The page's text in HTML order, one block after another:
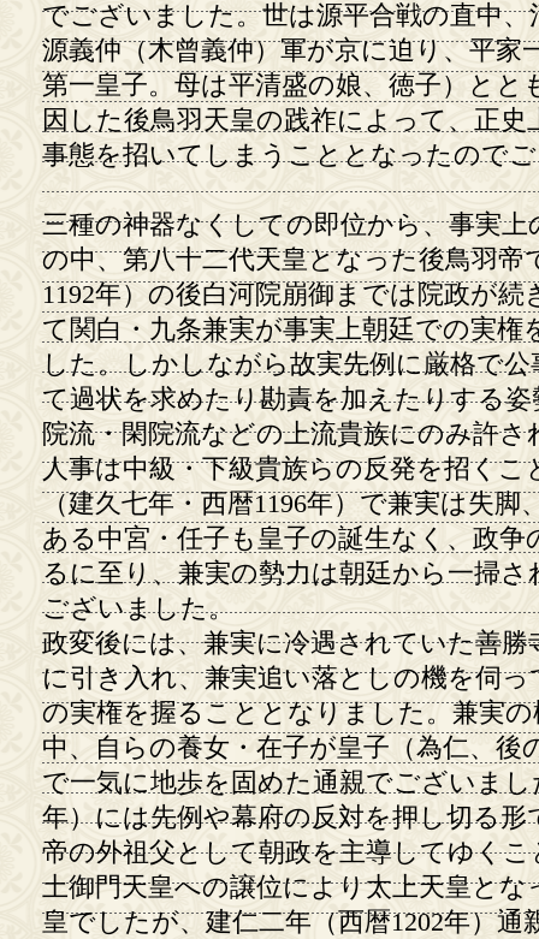
でございました。世は源平合戦の直中
源義仲（木曾義仲）軍が京に迫り、平家
第一皇子。母は平清盛の娘、徳子）と
因した後鳥羽天皇の践祚によって、正
事態を招いてしまうこととなったので
三種の神器なくしての即位から、事実
の中、第八十二代天皇となった後鳥羽帝
1192年）の後白河院崩御までは院政が
て関白・九条兼実が事実上朝廷での実
した。しかしながら故実先例に厳格で
て過状を求めたり勘責を加えたりする
院流・閑院流などの上流貴族にのみ許
人事は中級・下級貴族らの反発を招く
（建久七年・西暦1196年）で兼実は失
ある中宮・任子も皇子の誕生なく、政
るに至り、兼実の勢力は朝廷から一掃
ございました。
政変後には、兼実に冷遇されていた善
に引き入れ、兼実追い落としの機を伺
の実権を握ることとなりました。兼実
中、自らの養女・在子が皇子（為仁、後
で一気に地歩を固めた通親でございまし
年）には先例や幕府の反対を押し切る形
帝の外祖父として朝政を主導してゆく
土御門天皇への譲位により太上天皇と
皇でしたが、建仁二年（西暦1202年）